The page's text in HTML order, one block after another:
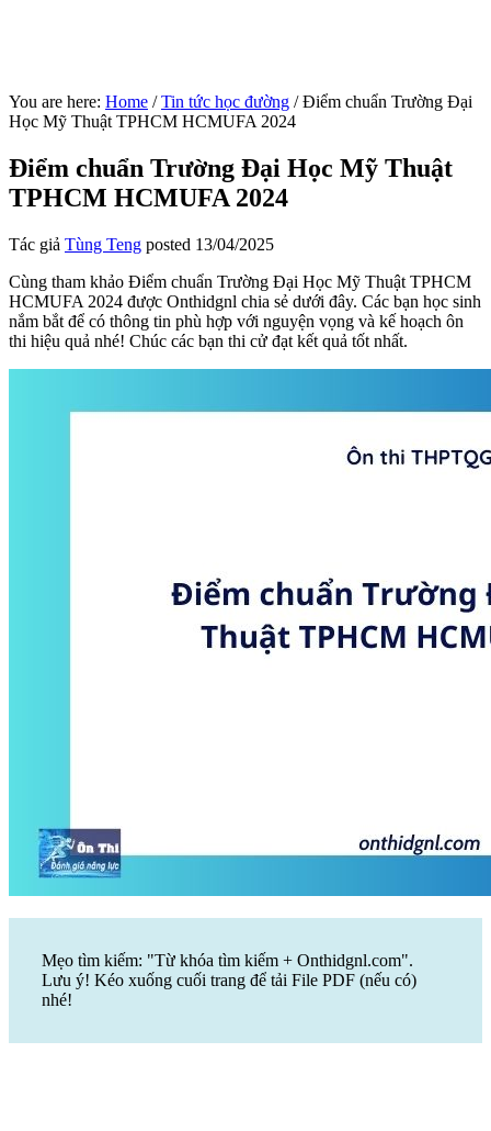
You are here: Home / Tin tức học đường /Điểm chuẩn Trường Đại
Học Mỹ Thuật TPHCM HCMUFA 2024
Điểm chuẩn Trường Đại Học Mỹ Thuật
TPHCM HCMUFA 2024
Tác giả Tùng Teng posted 13/04/2025
Cùng tham khảo Điểm chuẩn Trường Đại Học Mỹ Thuật TPHCM
HCMUFA 2024 được Onthidgnl chia sẻ dưới đây. Các bạn học sinh
nắm bắt để có thông tin phù hợp với nguyện vọng và kế hoạch ôn
thi hiệu quả nhé! Chúc các bạn thi cử đạt kết quả tốt nhất.
Mẹo tìm kiếm: "Từ khóa tìm kiếm + Onthidgnl.com".
Lưu ý! Kéo xuống cuối trang để tải File PDF (nếu có)
nhé!